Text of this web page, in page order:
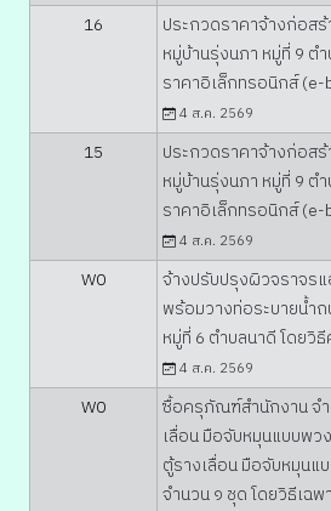
16
ประกวดราคาจ้างก่อส
หมู่บ้านรุ่งนภา หมู่ที่ 9 ต
ราคาอิเล็กทรอนิกส์ (e-
4 ส.ค. 2569
15
ประกวดราคาจ้างก่อส
หมู่บ้านรุ่งนภา หมู่ที่ 9 ต
ราคาอิเล็กทรอนิกส์ (e-
4 ส.ค. 2569
W0
จ้างปรับปรุงผิวจราจร
พร้อมวางท่อระบายน้ำ
หมู่ที่ 6 ตำบลนาดี โดยวิ
4 ส.ค. 2569
W0
ซื้อครุภัณฑ์สำนักงาน จ
เลื่อน มือจับหมุนแบบพว
ตู้รางเลื่อน มือจับหมุน
จำนวน ๑ ชุด โดยวิธีเฉพ